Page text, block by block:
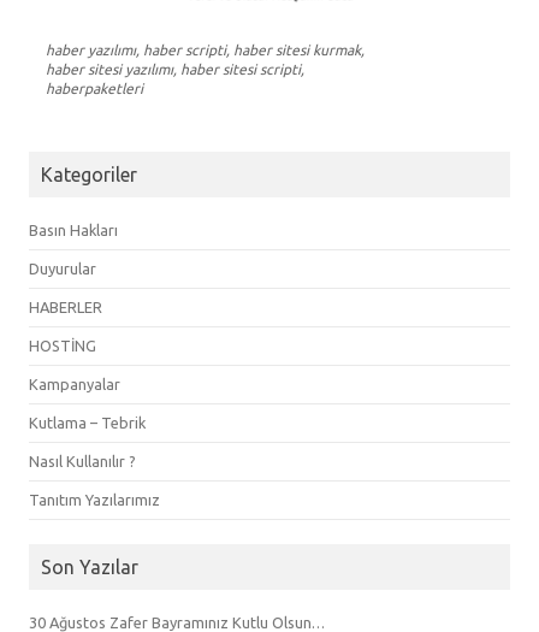
haber yazılımı, haber scripti, haber sitesi kurmak,
haber sitesi yazılımı, haber sitesi scripti,
haberpaketleri
Kategoriler
Basın Hakları
Duyurular
HABERLER
HOSTİNG
Kampanyalar
Kutlama – Tebrik
Nasıl Kullanılır ?
Tanıtım Yazılarımız
Son Yazılar
30 Ağustos Zafer Bayramınız Kutlu Olsun…